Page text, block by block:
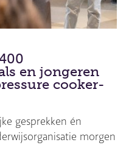
en jongeren
cooker-
gesprekken én
morgen